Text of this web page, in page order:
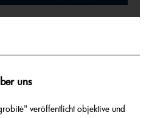
uns
veröffentlicht objektive und